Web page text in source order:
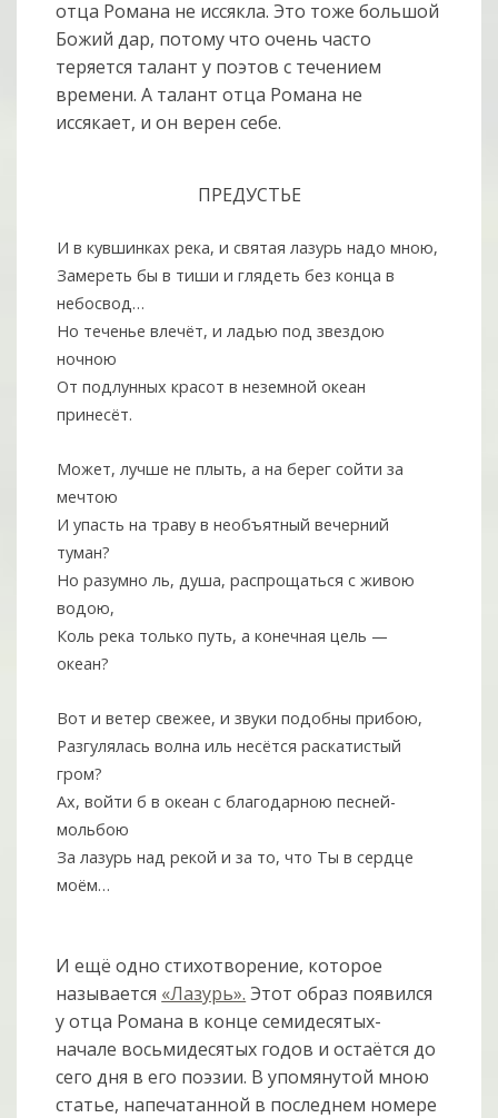
отца Романа не иссякла. Это тоже большой
Божий дар, потому что очень часто
теряется талант у поэтов с течением
времени. А талант отца Романа не
иссякает, и он верен себе.
ПРЕДУСТЬЕ
И в кувшинках река, и святая лазурь надо мною,
Замереть бы в тиши и глядеть без конца в
небосвод…
Но теченье влечёт, и ладью под звездою
ночною
От подлунных красот в неземной океан
принесёт.
Может, лучше не плыть, а на берег сойти за
мечтою
И упасть на траву в необъятный вечерний
туман?
Но разумно ль, душа, распрощаться с живою
водою,
Коль река только путь, а конечная цель —
океан?
Вот и ветер свежее, и звуки подобны прибою,
Разгулялась волна иль несётся раскатистый
гром?
Ах, войти б в океан с благодарною песней-
мольбою
За лазурь над рекой и за то, что Ты в сердце
моём…
И ещё одно стихотворение, которое
называется «Лазурь». Этот образ появился
у отца Романа в конце семидесятых-
начале восьмидесятых годов и остаётся до
сего дня в его поэзии. В упомянутой мною
статье, напечатанной в последнем номере